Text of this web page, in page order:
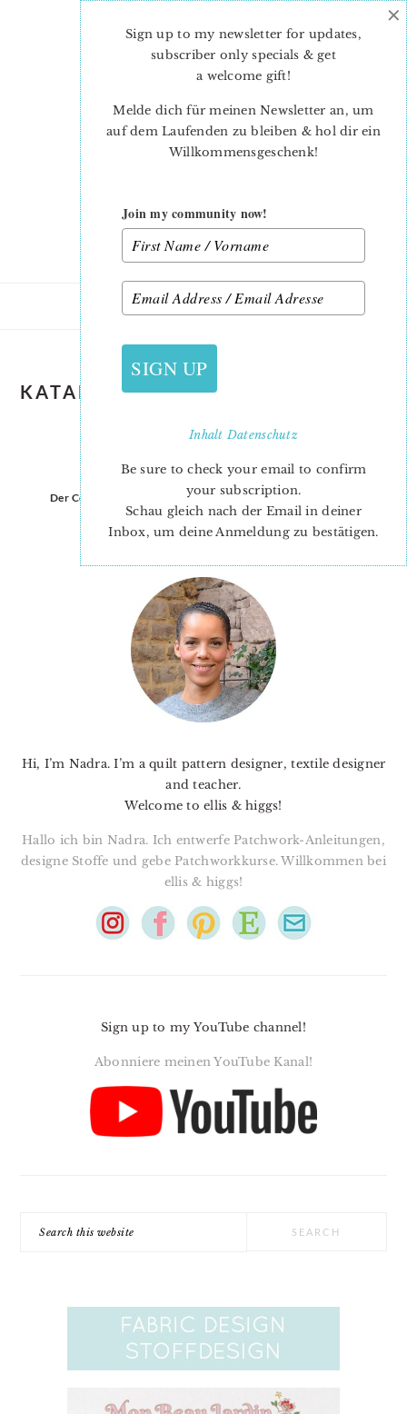
KATALOG
Der Countdown läuft…
PRIMARY
Hi, I’m Nadra. I’m a quilt pattern designer, textile designer
and teacher.
Welcome to ellis & higgs!
Hallo ich bin Nadra. Ich entwerfe Patchwork-Anleitungen,
designe Stoffe und gebe Patchworkkurse. Willkommen bei
ellis & higgs!
Sign up to my YouTube channel!
Abonniere meinen YouTube Kanal!
Sign up to my newsletter for updates,
subscriber only specials & get
a welcome gift!
Melde dich für meinen Newsletter an, um
auf dem Laufenden zu bleiben & hol dir ein
Willkommensgeschenk!
Join my community now!
SIGN UP
InhaltDatenschutz
Be sure to check your email to confirm
your subscription.
Schau gleich nach der Email in deiner
Inbox, um deine Anmeldung zu bestätigen.
×